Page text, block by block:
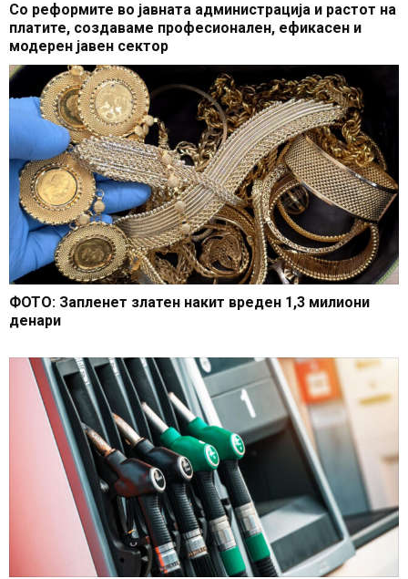
Со реформите во јавната администрација и растот на
платите, создаваме професионален, ефикасен и
модерен јавен сектор
ФОТО: Запленет златен накит вреден 1,3 милиони
денари